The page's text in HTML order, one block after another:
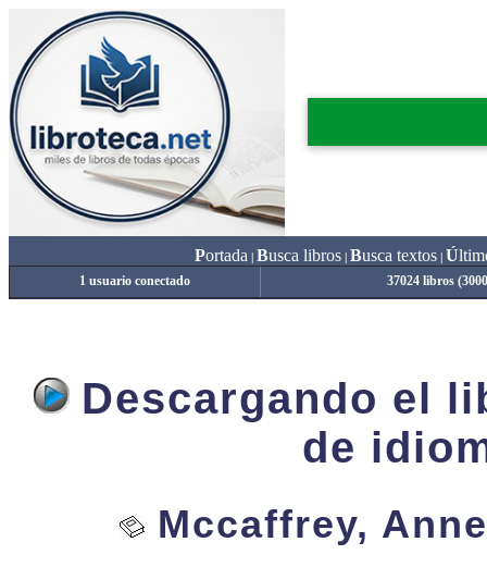
Portada Busca libros| Busca textos| Ú
1 usuario conectado 37024 libros
Descargando el
de
Mccaffrey,